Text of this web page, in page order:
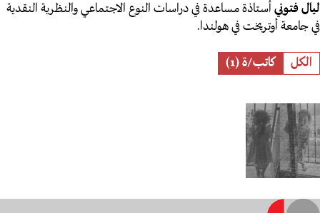
ليال فتوني أستاذة مساعدة في دراسات النوع الاجتماعي والنظرية النقدية
في جامعة أوتريخت في هولندا.
Role
الكل كاتب/ة (1)
"هم